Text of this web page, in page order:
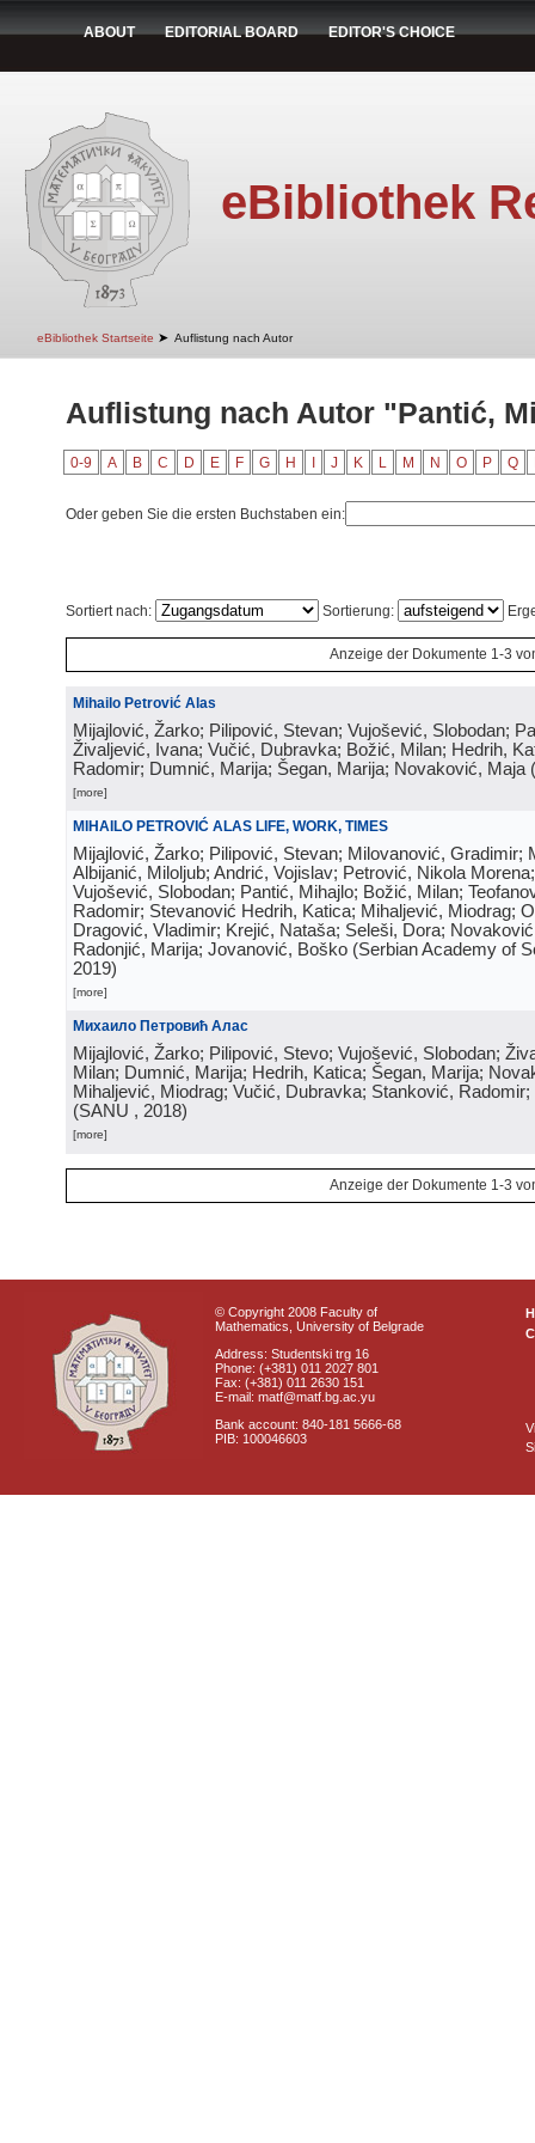
ABOUT EDITORIAL BOARD EDITOR'S CHOICE
eBibliothek
eBibliothek Startseite ➤ Auflistung nach Autor
Auflistung nach Autor "Pantić,
0-9 A B C D E F G H J K L M N O P Q
Oder geben Sie die ersten Buchstaben ein:
Sortiert nach: Sortierung:
Anzeige der Dokumente 1-3
Mihailo Petrović Alas
Mijajlović, Žarko; Pilipović, Stevan; Vujošević, Slobodan;
Živaljević, Ivana; Vučić, Dubravka; Božić, Milan; Hedrih,
Radomir; Dumnić, Marija; Šegan, Marija; Novaković, Maja (
[more]
MIHAILO PETROVIĆ ALAS LIFE, WORK, TIMES
Mijajlović, Žarko; Pilipović, Stevan; Milovanović, Gradimir;
Albijanić, Miloljub; Andrić, Vojislav; Petrović, Nikola
Vujošević, Slobodan; Pantić, Mihajlo; Božić, Milan;
Radomir; Stevanović Hedrih, Katica; Mihaljević, Miodrag;
Dragović, Vladimir; Krejić, Nataša; Seleši, Dora;
Radonjić, Marija; Jovanović, Boško (Serbian Academy of
2019)
[more]
Михаило Петровић Алас
Mijajlović, Žarko; Pilipović, Stevo; Vujošević, Slobodan;
Milan; Dumnić, Marija; Hedrih, Katica; Šegan, Marija;
Mihaljević, Miodrag; Vučić, Dubravka; Stanković,
(SANU , 2018)
[more]
Anzeige der Dokumente 1-3
© Copyright 2008 Faculty of
Mathematics, University of Belgrade
Address: Studentski trg 16
Phone: (+381) 011 2027 801
Fax: (+381) 011 2630 151
E-mail: matf@matf.bg.ac.yu
Bank account: 840-181 5666-68
PIB: 100046603